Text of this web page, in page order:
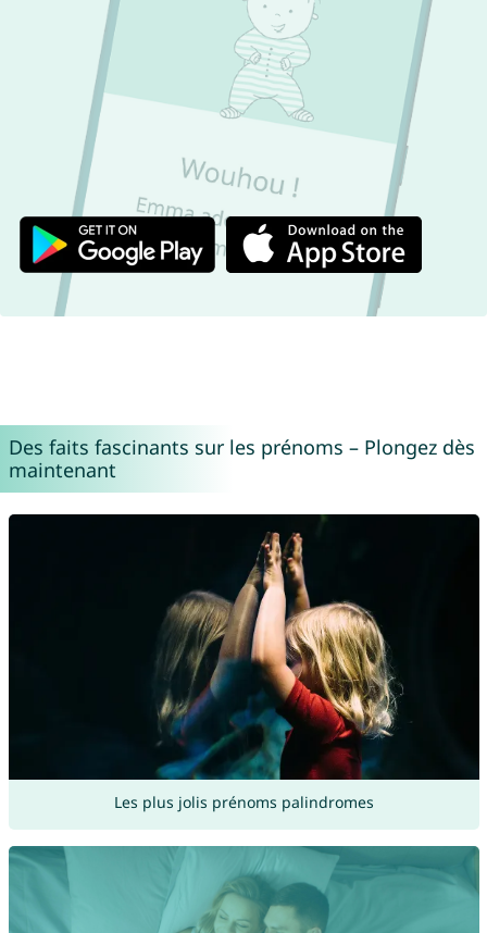
Des faits fascinants sur les prénoms – Plongez dès
maintenant
Les plus jolis prénoms palindromes